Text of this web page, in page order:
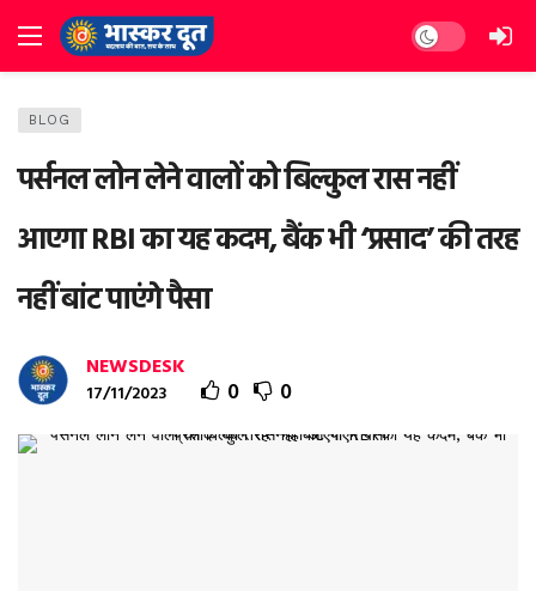
Dark mode
BLOG
पर्सनल लोन लेने वालों को बिल्‍कुल रास नहीं
आएगा RBI का यह कदम, बैंक भी ‘प्रसाद’ की तरह
नहीं बांट पाएंगे पैसा
NEWSDESK
17/11/2023 0 0